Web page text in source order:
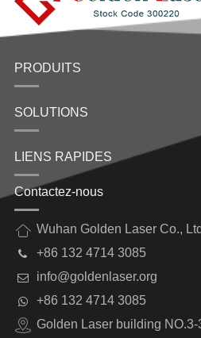
PRODUITS
SOLUTIONS
LIENS RAPIDES
Contactez-nous
Wuhan Golden Laser Co.,
+86 132 4714 3085
info@goldenlaser.org
+86 132 4714 3085
Golden Laser building